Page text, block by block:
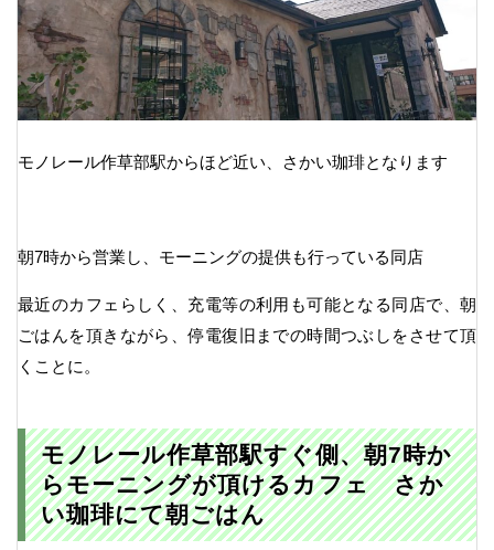
モノレール作草部駅からほど近い、さかい珈琲となります
朝7時から営業し、モーニングの提供も行っている同店
最近のカフェらしく、充電等の利用も可能となる同店で、朝
ごはんを頂きながら、停電復旧までの時間つぶしをさせて頂
くことに。
モノレール作草部駅すぐ側、朝7時か
らモーニングが頂けるカフェ さか
い珈琲にて朝ごはん